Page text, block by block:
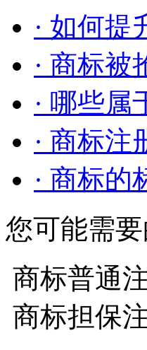
· 如何
· 商标被
· 哪些属
· 商标注
· 商标的
您可能需
商标普通
商标担保